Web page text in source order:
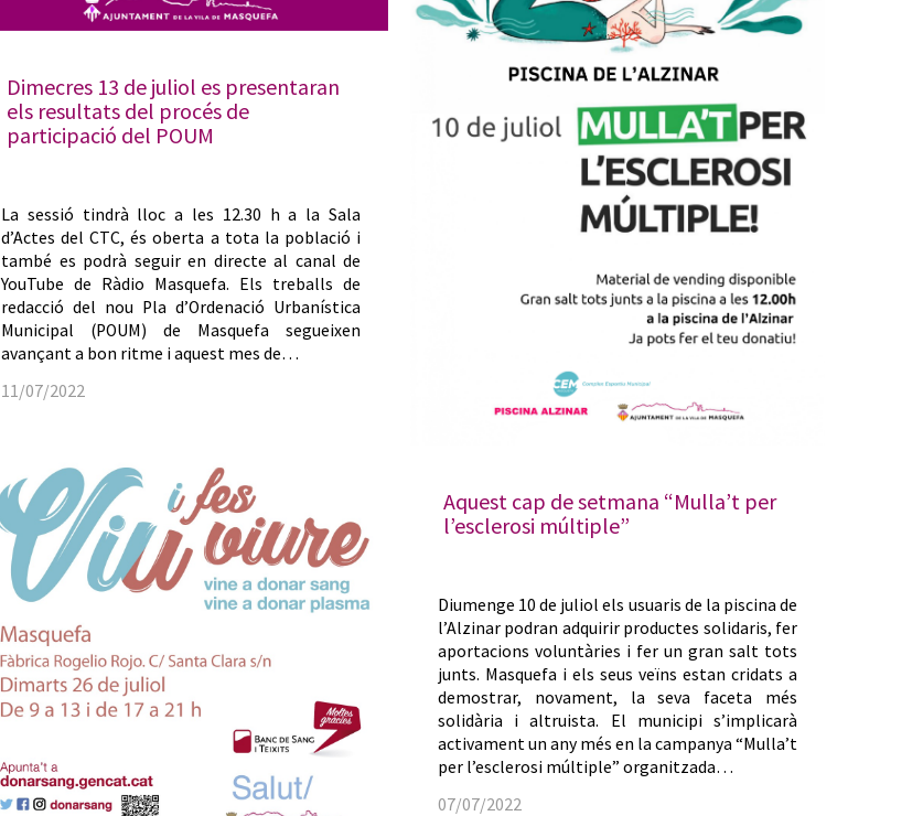
Dimecres 13 de juliol es presentaran
els resultats del procés de
participació del POUM
La sessió tindrà lloc a les 12.30 h a la Sala
d’Actes del CTC, és oberta a tota la població i
també es podrà seguir en directe al canal de
YouTube de Ràdio Masquefa. Els treballs de
redacció del nou Pla d’Ordenació Urbanística
Municipal (POUM) de Masquefa segueixen
avançant a bon ritme i aquest mes de…
11/07/2022
Aquest cap de setmana “Mulla’t per
l’esclerosi múltiple”
Diumenge 10 de juliol els usuaris de la piscina de
l’Alzinar podran adquirir productes solidaris, fer
aportacions voluntàries i fer un gran salt tots
junts. Masquefa i els seus veïns estan cridats a
demostrar, novament, la seva faceta més
solidària i altruista. El municipi s’implicarà
activament un any més en la campanya “Mulla’t
per l’esclerosi múltiple” organitzada…
07/07/2022